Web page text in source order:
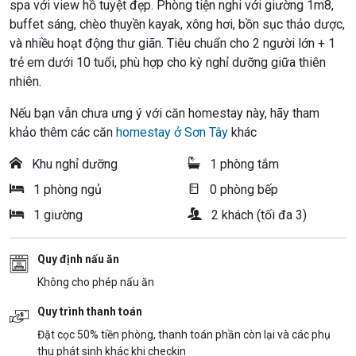
spa với view hồ tuyệt đẹp. Phòng tiện nghi với giường 1m8,
buffet sáng, chèo thuyền kayak, xông hơi, bồn sục thảo dược,
và nhiều hoạt động thư giãn. Tiêu chuẩn cho 2 người lớn + 1
trẻ em dưới 10 tuổi, phù hợp cho kỳ nghỉ dưỡng giữa thiên
nhiên.
Nếu bạn vẫn chưa ưng ý với căn homestay này, hãy tham
khảo thêm các căn homestay ở Sơn Tây khác
Khu nghỉ dưỡng
1 phòng tắm
1 phòng ngủ
0 phòng bếp
1 giường
2 khách (tối đa 3)
Quy định nấu ăn
Không cho phép nấu ăn
Quy trình thanh toán
Đặt cọc 50% tiền phòng, thanh toán phần còn lại và các phụ
thu phát sinh khác khi checkin